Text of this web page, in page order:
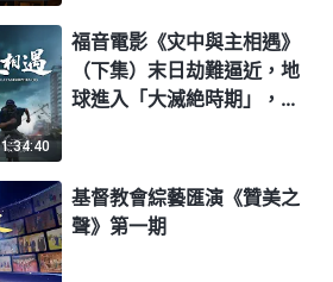
1:34:40
福音電影《灾中與主相遇》
（下集）末日劫難逼近，地
球進入「大滅絶時期」，人
基督教會綜藝匯演《贊美之
聲》第一期